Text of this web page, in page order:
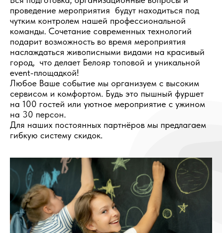
проведение мероприятия будут находиться под
чутким контролем нашей профессиональной
команды. Сочетание современных технологий
подарит возможность во время мероприятия
наслаждаться живописными видами на красивый
город, что делает Белояр топовой и уникальной
event-площадкой!
Любое Ваше событие мы организуем с высоким
сервисом и комфортом. Будь это пышный фуршет
на 100 гостей или уютное мероприятие с ужином
на 30 персон.
Для наших постоянных партнёров мы предлагаем
гибкую систему скидок.